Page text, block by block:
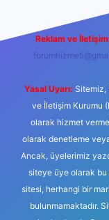
Reklam ve
Yasal Uyarı: Sitemiz,
ve İletişim Kurumu
olarak hizmet
olarak denetleme
Ancak, üyelerimiz
siteye üye olarak bu
sitesi, herhangi bir
bulunmamaktadır.